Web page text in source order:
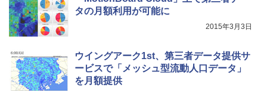
タの月額利用が可能に
2015年3月3日
ウイングアーク1st、第三者データ提供サ
ービスで「メッシュ型流動人口データ」
を月額提供